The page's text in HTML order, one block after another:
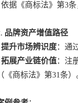
据《商标法》第3
品牌资产增值路径
提升市场辨识度：通
拓展产业链价值：注
（《商标法》第31条）